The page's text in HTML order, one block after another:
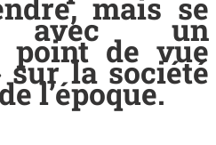
avec un
point de vue
sur la société
l’époque.